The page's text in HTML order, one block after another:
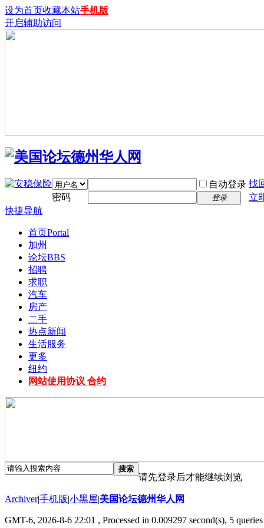
设为首页收藏本站手机版
开启辅助访问
自动登录 找
密码
登录
立
快捷导航
首页Portal
加州
论坛BBS
招聘
求职
汽车
房产
二手
热点新闻
生活服务
更多
纽约
网站使用协议 合约
搜索
请先登录后才能继续浏览
Archiver|手机版|小黑屋|美国论坛德州华人网
GMT-6, 2026-8-6 22:01 , Processed in 0.009297 second(s), 5